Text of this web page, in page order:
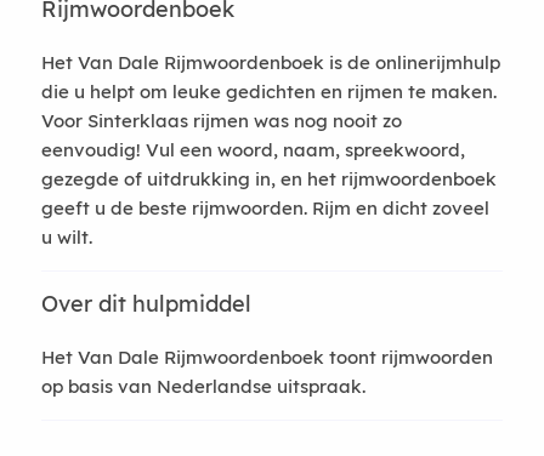
Rijmwoordenboek
Het Van Dale Rijmwoordenboek is de onlinerijmhulp
die u helpt om leuke gedichten en rijmen te maken.
Voor Sinterklaas rijmen was nog nooit zo
eenvoudig! Vul een woord, naam, spreekwoord,
gezegde of uitdrukking in, en het rijmwoordenboek
geeft u de beste rijmwoorden. Rijm en dicht zoveel
u wilt.
Over dit hulpmiddel
Het Van Dale Rijmwoordenboek toont rijmwoorden
op basis van Nederlandse uitspraak.